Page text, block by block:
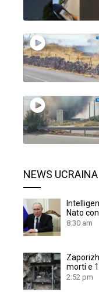
NEWS UCRAINA
Nato
8:30 am
morti e
2:52 pm